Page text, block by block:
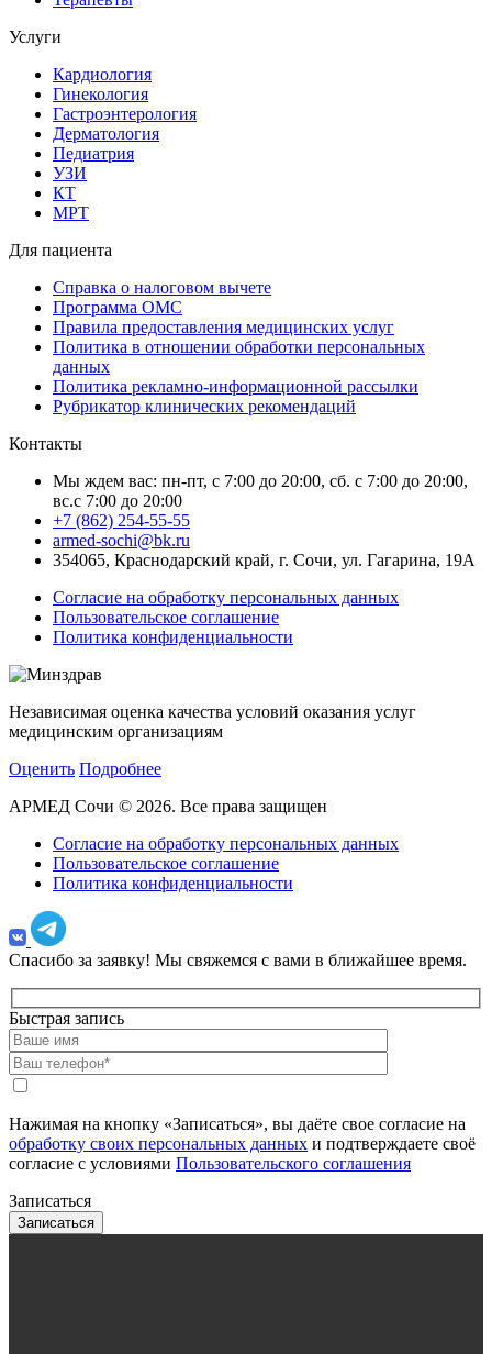
Услуги
Кардиология
Гинекология
Гастроэнтерология
Дерматология
Педиатрия
УЗИ
КТ
МРТ
Для пациента
Справка о налоговом вычете
Программа ОМС
Правила предоставления медицинских услуг
Политика в отношении обработки персональных
данных
Политика рекламно-информационной рассылки
Рубрикатор клинических рекомендаций
Контакты
Мы ждем вас: пн-пт, с 7:00 до 20:00, сб. с 7:00 до 20:00,
вс.с 7:00 до 20:00
+7 (862) 254-55-55
armed-sochi@bk.ru
354065, Краснодарский край, г. Сочи, ул. Гагарина, 19А
Согласие на обработку персональных данных
Пользовательское соглашение
Политика конфиденциальности
Независимая оценка качества условий оказания услуг
медицинским организациям
Оценить Подробнее
АРМЕД Сочи © 2026. Все права защищен
Согласие на обработку персональных данных
Пользовательское соглашение
Политика конфиденциальности
Спасибо за заявку! Мы свяжемся с вами в ближайшее время.
Быстрая запись
Нажимая на кнопку «Записаться», вы даёте свое согласие на
обработку своих персональных данных и подтверждаете своё
согласие с условиями Пользовательского соглашения
Записаться